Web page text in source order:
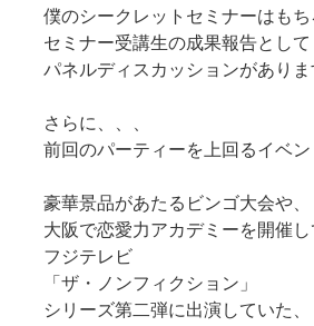
僕のシークレットセミナーはもち
セミナー受講生の成果報告として
パネルディスカッションがありま
さらに、、、
前回のパーティーを上回るイベン
豪華景品があたるビンゴ大会や、
大阪で恋愛力アカデミーを開催し
フジテレビ
「ザ・ノンフィクション」
シリーズ第二弾に出演していた、